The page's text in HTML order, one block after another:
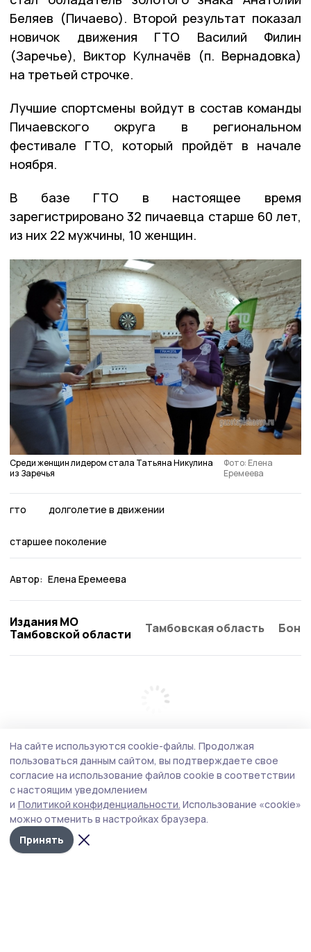
Беляев (Пичаево). Второй результат показал
новичок движения ГТО Василий Филин
(Заречье), Виктор Кулначёв (п. Вернадовка)
на третьей строчке.
Лучшие спортсмены войдут в состав команды
Пичаевского округа в региональном
фестивале ГТО, который пройдёт в начале
ноября.
В базе ГТО в настоящее время
зарегистрировано 32 пичаевца старше 60 лет,
из них 22 мужчины, 10 женщин.
Среди женщин лидером стала Татьяна Никулина
из Заречья
Фото: Елена
Еремеева
гто долголетие в движении
старшее поколение
Автор: Елена Еремеева
Издания МО
Тамбовской области
Тамбовская область
На сайте используются cookie-файлы. Продолжая
пользоваться данным сайтом, вы подтверждаете свое
согласие на использование файлов cookie в соответствии
с настоящим уведомлением
и Политикой конфиденциальности. Использование «cookie»
можно отменить в настройках браузера.
Принять